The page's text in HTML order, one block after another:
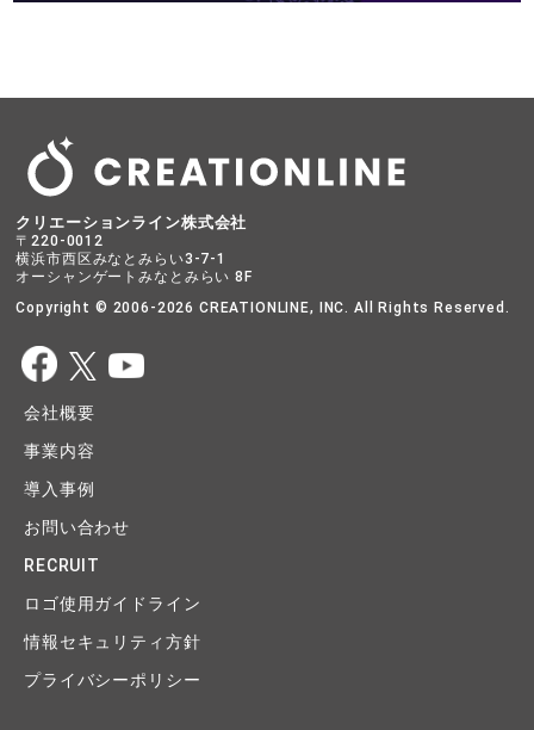
クリエーションライン株式会社
〒220-0012
横浜市西区みなとみらい3-7-1
オーシャンゲートみなとみらい 8F
Copyright © 2006-2026 CREATIONLINE, INC. All Rights Reserved.
会社概要
事業内容
導入事例
お問い合わせ
RECRUIT
ロゴ使用ガイドライン
情報セキュリティ方針
プライバシーポリシー